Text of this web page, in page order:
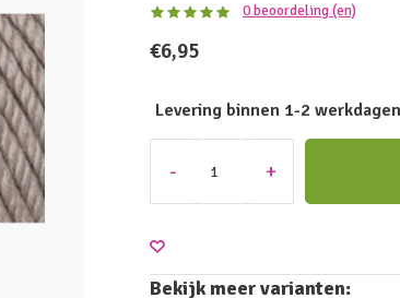
0 beoordeling (en)
€6,95
Levering binnen 1-2 werkdagen
- +
Bekijk meer varianten: